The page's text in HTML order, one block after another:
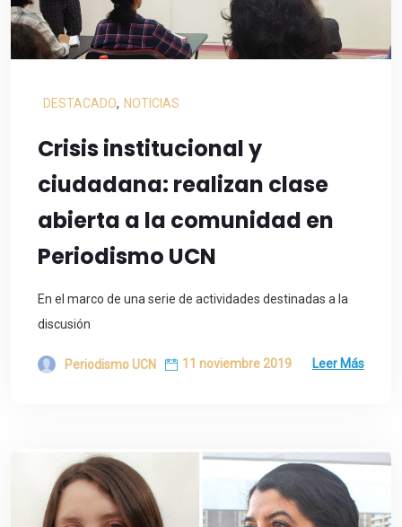
DESTACADO, NOTICIAS
Crisis institucional y
ciudadana: realizan clase
abierta a la comunidad en
Periodismo UCN
En el marco de una serie de actividades destinadas a la
discusión
Periodismo UCN 11 noviembre 2019 Leer Más